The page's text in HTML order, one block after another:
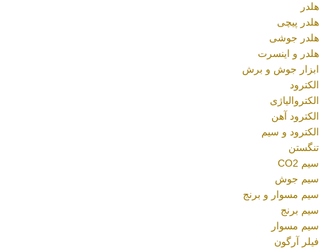
هلدر
هلدر پیچی
هلدر جوشی
هلدر و اینسرت
ابزار جوش و برش
الکترود
الکتروالیاژی
الکترود آهن
الکترود و سیم
تنگستن
سیم CO2
سیم جوش
سیم مسوار و برنج
سیم برنج
سیم مسوار
فیلر آرگون